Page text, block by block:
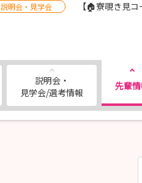
説明会・見学会 【🏠寮覗き見
説明会・
見学会/選考情報
先輩